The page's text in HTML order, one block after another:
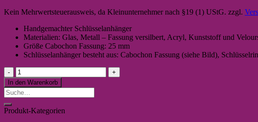
Kein Mehrwertsteuerausweis, da Kleinunternehmer nach §19 (1) UStG. zzgl.
Handgemachter Schlüsselanhänger
Materialien: Glas, Metall – Fassung versilbert, Acryl, Kunststoff und
Größe Cabochon Fassung: 25 mm
Schlüsselanhänger besteht aus: Cabochon Fassung (siehe Bild),
Schlüsselanhänger
"Beste
Oma
der
Menge
In den Warenkorb
Suche
nach:
Produkt-Kategorien